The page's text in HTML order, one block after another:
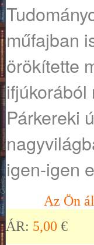
műfajban
örökítette
ifjúkorából
Párkereki
igen-igen
Az Ön
ÁR: 5,00 €